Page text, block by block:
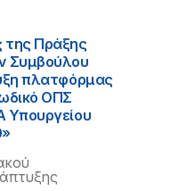
Πράξης
Συμβούλου
πλατφόρμας
ΟΠΣ
Υπουργείου